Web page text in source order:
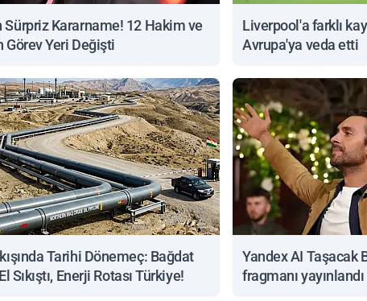
Sürpriz Kararname! 12 Hakim ve
Görev Yeri Değişti
Liverpool'a farklı
Avrupa'ya veda etti
Tarihi Dönemeç: Bağdat
Sıkıştı, Enerji Rotası Türkiye!
Yandex AI Taşacak
fragmanı yayınlandı